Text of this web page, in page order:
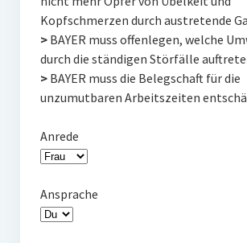
Kopfschmerzen durch austretende
>BAYER muss offenlegen, welche
durch die ständigen Störfälle
>BAYER muss die Belegschaft für die
unzumutbaren Arbeitszeiten
Anrede
Ansprache